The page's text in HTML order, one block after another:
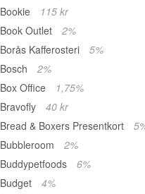
Bookie
115 kr
Book Outlet
2%
Borås Kafferosteri
5%
Bosch
2%
Box Office
1,75%
Bravofly
40 kr
Bread & Boxers Presentkort
Bubbleroom
2%
Buddypetfoods
6%
Budget
4%